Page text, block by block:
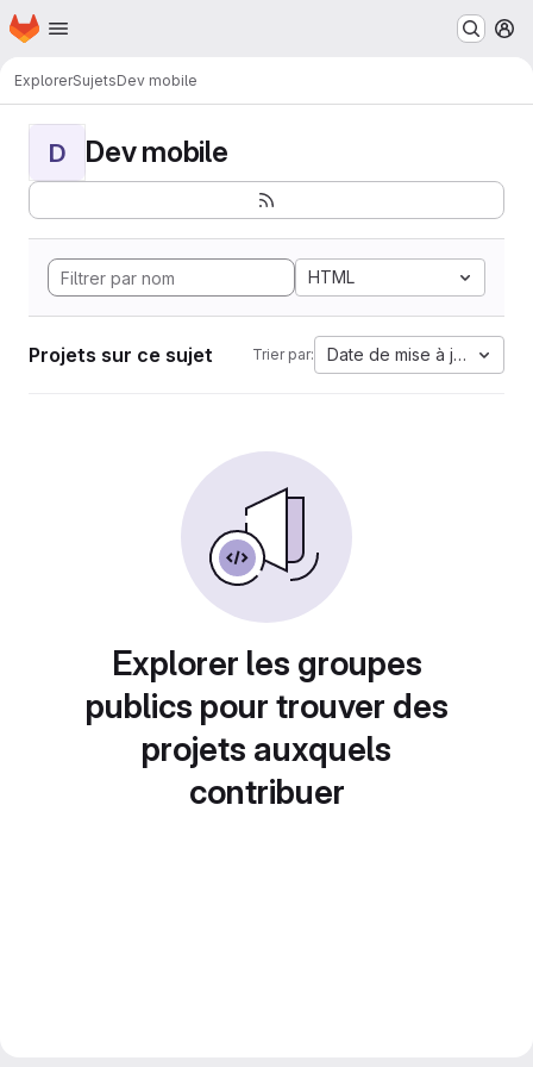
Passer au contenu principal
Page d'accueil
ExplorerSujetsDev mobile
D Dev mobile
HTML
Projets sur ce sujet Trier par: Date de mise à jour
Explorer les groupes
publics pour trouver des
projets auxquels
contribuer